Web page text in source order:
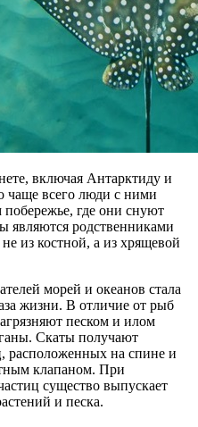
включая Антарктиду и
всего люди с ними
побережье, где они снуют
являются родственниками
из костной, а из хрящевой
морей и океанов стала
жизни. В отличие от рыб
песком и илом
Скаты получают
расположенных на спине и
клапаном. При
существо выпускает
и песка.